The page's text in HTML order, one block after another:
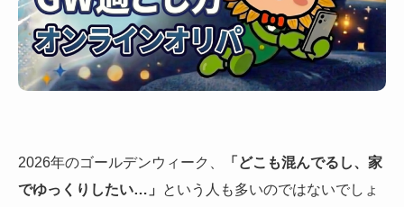
2026年のゴールデンウィーク、
「どこも混んでるし、家
でゆっくりしたい…」
という人も多いのではないでしょ